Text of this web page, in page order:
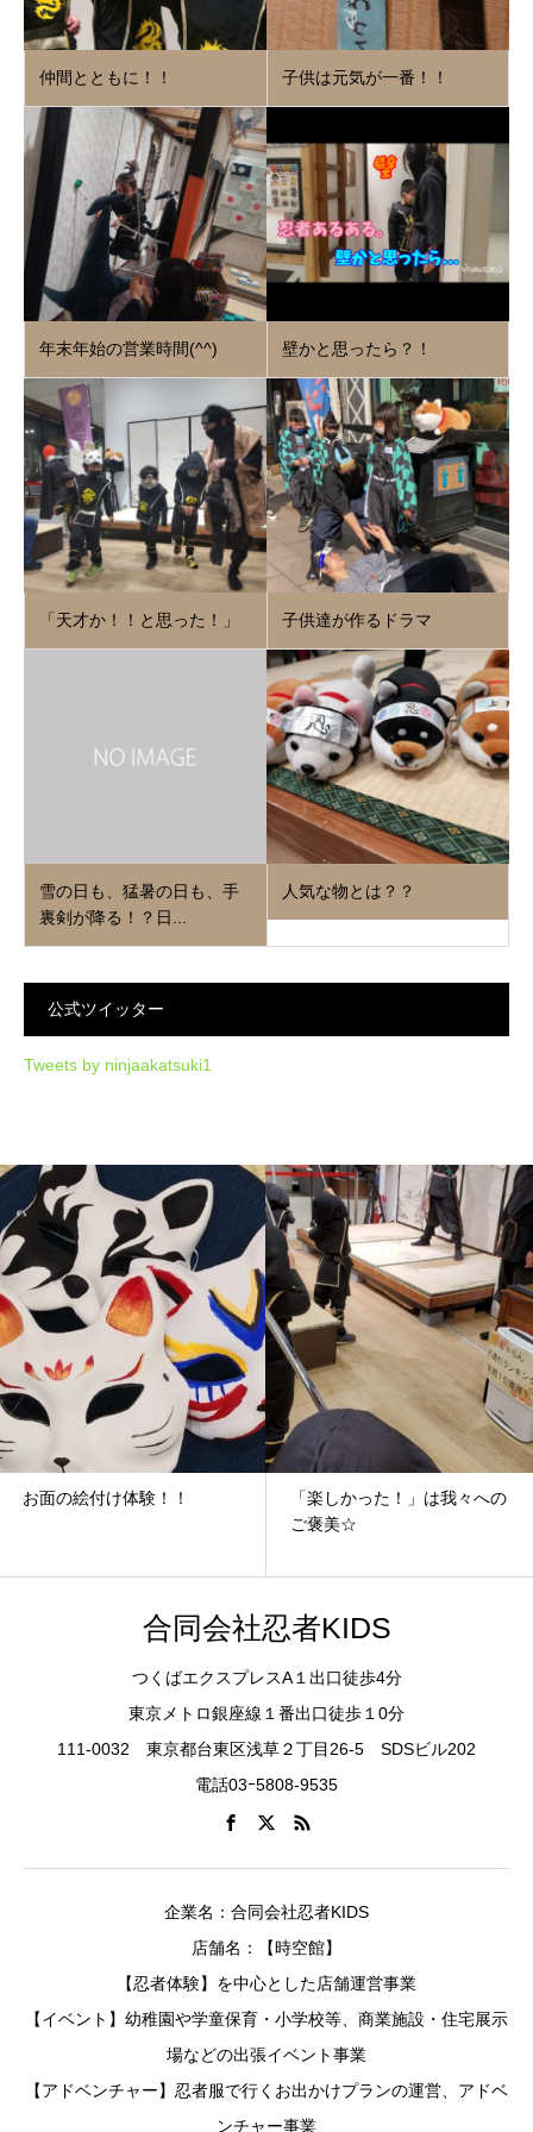
仲間とともに！！ 子供は元気が一番！！
年末年始の営業時間(^^) 壁かと思ったら？！
「天才か！！と思った！」 子供達が作るドラマ
雪の日も、猛暑の日も、手
裏剣が降る！？日...
人気な物とは？？
公式ツイッター
Tweets by ninjaakatsuki1
「楽しかった！」は我々への
大人を越えてゆけ！！！
合同会社忍者KIDS
つくばエクスプレスA１出口徒歩4分
東京メトロ銀座線１番出口徒歩１0分
111-0032 東京都台東区浅草２丁目26-5 SDSビル202
電話03ｰ5808-9535
企業名：合同会社忍者KIDS
店舗名：【時空館】
【忍者体験】を中心とした店舗運営事業
【イベント】幼稚園や学童保育・小学校等、商業施設・住宅展示
場などの出張イベント事業
【アドベンチャー】忍者服で行くお出かけプランの運営、アドベ
ンチャー事業